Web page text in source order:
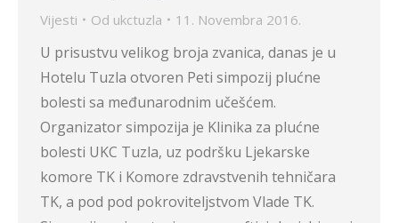
Vijesti Od ukctuzla 11. Novembra 2016.
U prisustvu velikog broja zvanica, danas je u
Hotelu Tuzla otvoren Peti simpozij plućne
bolesti sa međunarodnim učešćem.
Organizator simpozija je Klinika za plućne
bolesti UKC Tuzla, uz podršku Ljekarske
komore TK i Komore zdravstvenih tehničara
TK, a pod pod pokroviteljstvom Vlade TK.